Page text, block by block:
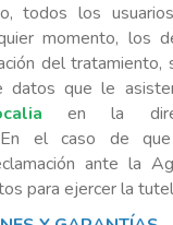
todos los
momento, los
del tratamiento,
datos que le
en la
el caso de que
ante la
para ejercer la